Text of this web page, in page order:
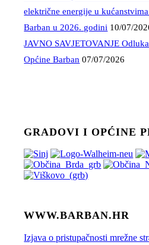
električne energije u
Barban u 2026. godini 10/07/
JAVNO SAVJETOVANJE
Općine Barban 07/07/2026
GRADOVI I OPĆINE
WWW.BARBAN.HR
Izjava o pristupačnosti mrežne